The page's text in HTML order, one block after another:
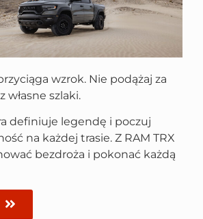
wzrok. Nie podążaj za
własne szlaki.
definiuje legendę i poczuj
na każdej trasie. Z RAM TRX
bezdroża i pokonać każdą